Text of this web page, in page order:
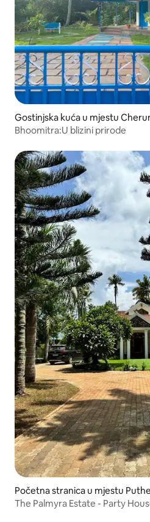
Gostinjska kuća u mjestu
Bhoomitra:U blizini prirode
Početna stranica u mjestu
The Palmyra Estate - Party